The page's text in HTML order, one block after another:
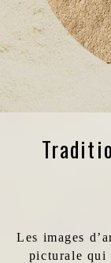
Les images
picturale qui